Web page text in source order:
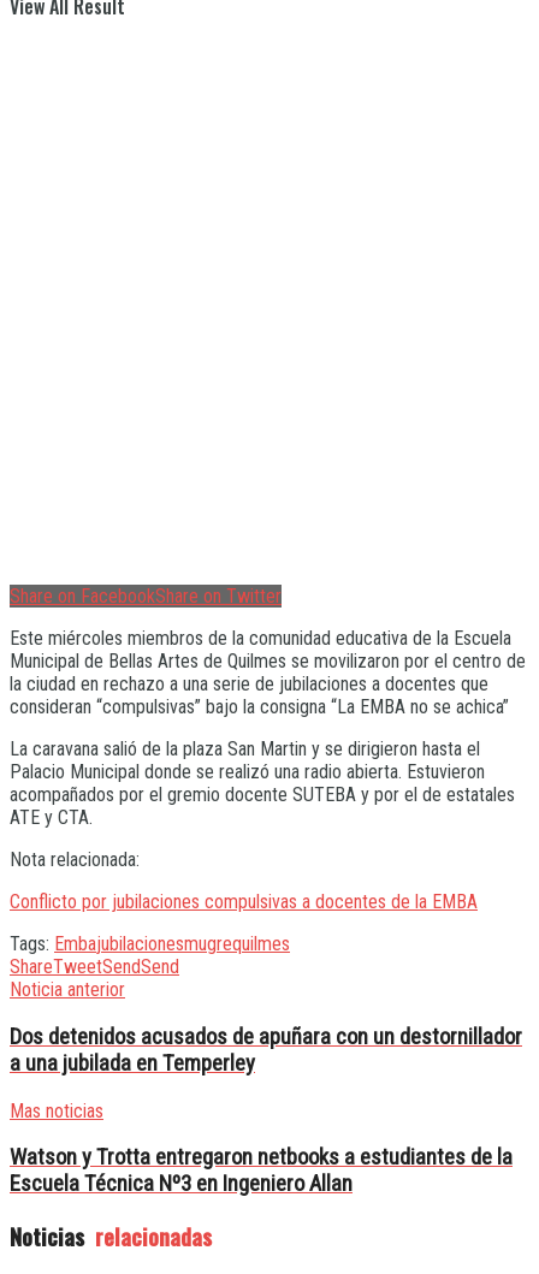
View All Result
Share on FacebookShare on Twitter
Este miércoles miembros de la comunidad educativa de la Escuela
Municipal de Bellas Artes de Quilmes se movilizaron por el centro de
la ciudad en rechazo a una serie de jubilaciones a docentes que
consideran “compulsivas” bajo la consigna “La EMBA no se achica”
La caravana salió de la plaza San Martin y se dirigieron hasta el
Palacio Municipal donde se realizó una radio abierta. Estuvieron
acompañados por el gremio docente SUTEBA y por el de estatales
ATE y CTA.
Nota relacionada:
Conflicto por jubilaciones compulsivas a docentes de la EMBA
Tags: Embajubilacionesmugrequilmes
ShareTweetSendSend
Noticia anterior
Dos detenidos acusados de apuñara con un destornillador
a una jubilada en Temperley
Mas noticias
Watson y Trotta entregaron netbooks a estudiantes de la
Escuela Técnica Nº3 en Ingeniero Allan
Noticias relacionadas